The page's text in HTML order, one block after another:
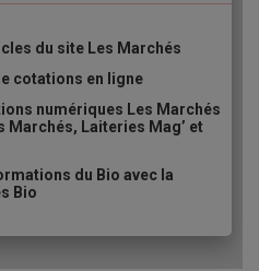
du site Les Marchés
cotations en ligne
numériques Les Marchés
Marchés, Laiteries Mag’ et
du Bio avec la
Bio